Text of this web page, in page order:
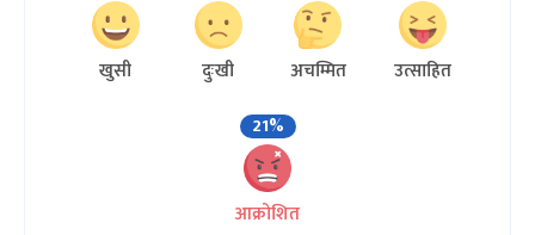
खुसी दुःखी अचम्मित
उत्साहित
21%
आक्रोशित